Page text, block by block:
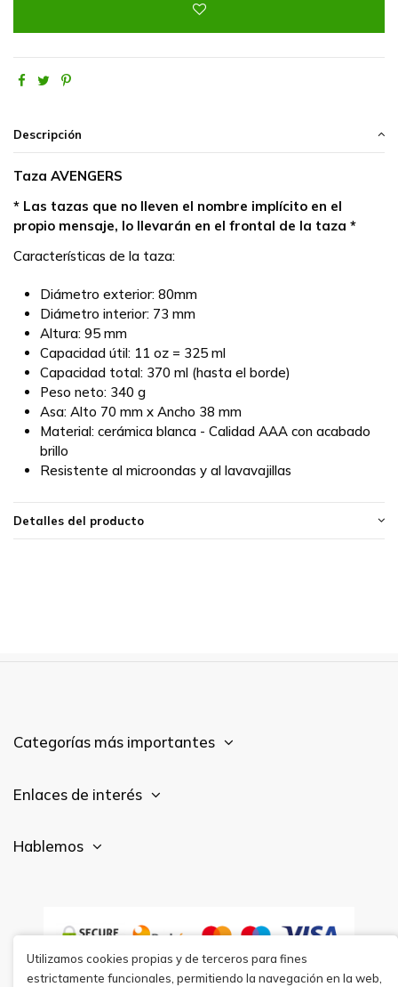
Descripción
Taza AVENGERS
* Las tazas que no lleven el nombre implícito en el
propio mensaje, lo llevarán en el frontal de la taza *
Características de la taza:
Diámetro exterior: 80mm
Diámetro interior: 73 mm
Altura: 95 mm
Capacidad útil: 11 oz = 325 ml
Capacidad total: 370 ml (hasta el borde)
Peso neto: 340 g
Asa: Alto 70 mm x Ancho 38 mm
Material: cerámica blanca - Calidad AAA con acabado
brillo
Resistente al microondas y al lavavajillas
Detalles del producto
Categorías más importantes
Enlaces de interés
Hablemos
Utilizamos cookies propias y de terceros para fines
estrictamente funcionales, permitiendo la navegación en la web,